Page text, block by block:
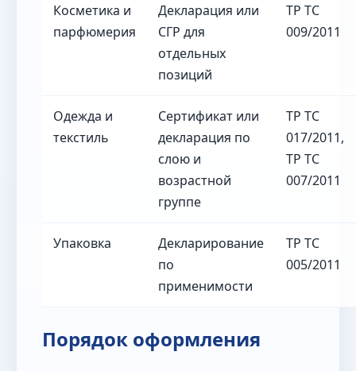
Косметика и
парфюмерия
Декларация или
СГР для
отдельных
позиций
ТР ТС
009/2011
Одежда и
текстиль
Сертификат или
декларация по
слою и
возрастной
группе
ТР ТС
017/2011,
ТР ТС
007/2011
Упаковка
Декларирование
по
применимости
ТР ТС
005/2011
Порядок оформления